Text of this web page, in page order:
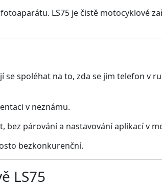
LS75 je čistě motocyklové
spoléhat na to, zda se jim telefon v
v neznámu.
bez párování a nastavování aplikací v
bezkonkurenční.
LS75